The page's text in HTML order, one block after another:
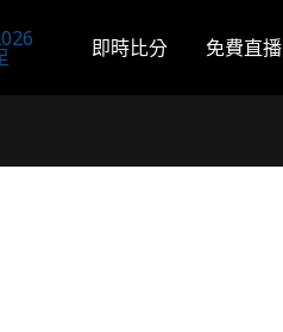
即時比分 免費直播